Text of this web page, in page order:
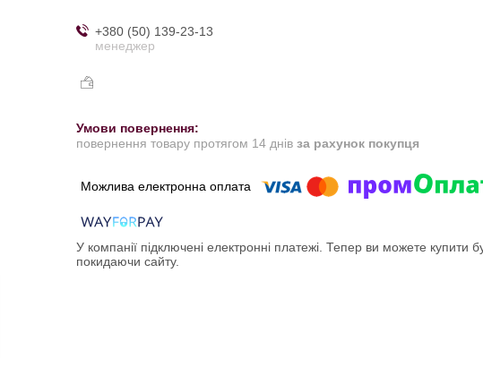
+380 (50) 139-23-13
менеджер
повернення товару протягом 14 днів за рахунок покупця
У компанії підключені електронні платежі. Тепер ви можете купити
покидаючи сайту.